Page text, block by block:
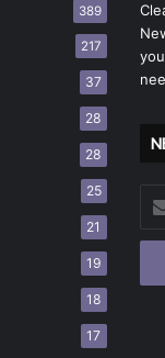
389
217
37
28
28
25
21
19
18
17
tu